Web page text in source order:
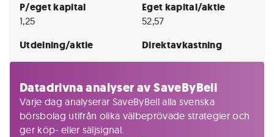
P/eget kapital
1,25
Eget kapital/aktie
52,57
Utdelning/aktie Direktavkastning
Datadrivna analyser av SaveByBell
Varje dag analyserar SaveByBell alla svenska
börsbolag utifrån olika välbeprövade strategier och
ger köp- eller säljsignal.